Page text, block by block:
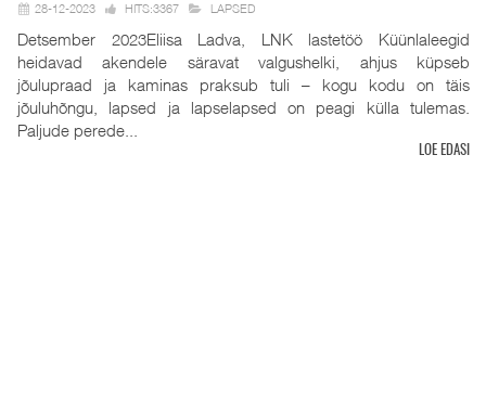
28-12-2023 HITS:3367 LAPSED
Detsember 2023Eliisa Ladva, LNK lastetöö Küünlaleegid
heidavad akendele säravat valgushelki, ahjus küpseb
jõulupraad ja kaminas praksub tuli – kogu kodu on täis
jõuluhõngu, lapsed ja lapselapsed on peagi külla tulemas.
Paljude perede...
LOE EDASI